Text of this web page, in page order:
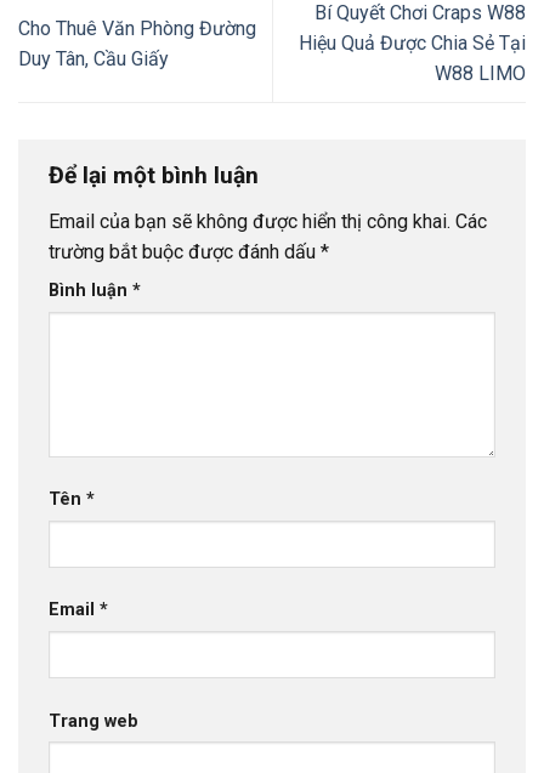
Cho Thuê Văn Phòng Đường
Duy Tân, Cầu Giấy
Bí Quyết Chơi Craps W88
Hiệu Quả Được Chia Sẻ Tại
W88 LIMO
Để lại một bình luận
Email của bạn sẽ không được hiển thị công khai. Các
trường bắt buộc được đánh dấu *
Bình luận *
Tên *
Email *
Trang web